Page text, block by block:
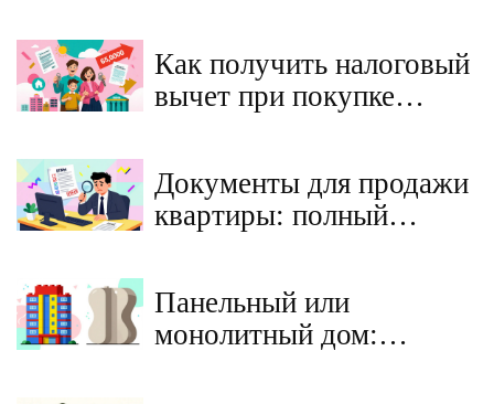
законные нюансы
Как получить налоговый
вычет при покупке
инструкция
Документы для продажи
квартиры: полный
требованиями 2026 года
Панельный или
монолитный дом: